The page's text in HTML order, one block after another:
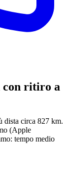
con ritiro a
circa 827 km.
(Apple
tempo medio